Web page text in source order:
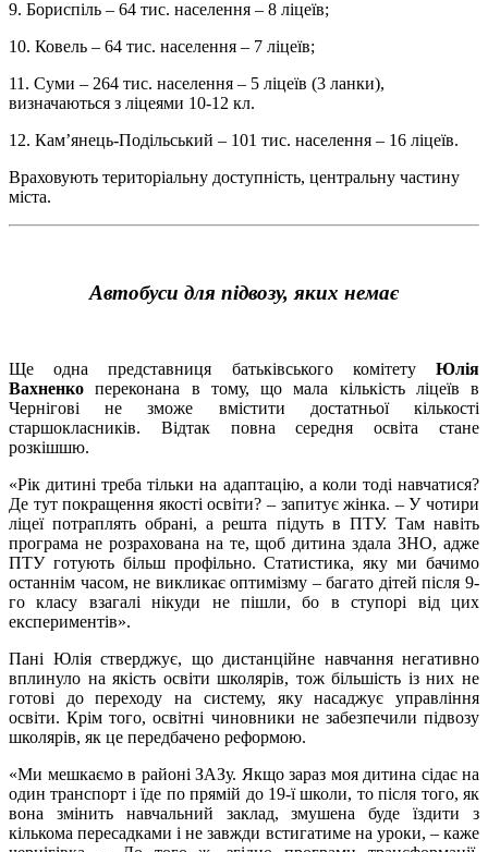
9. Бориспіль – 64 тис. населення – 8 ліцеїв;
10. Ковель – 64 тис. населення – 7 ліцеїв;
11. Суми – 264 тис. населення – 5 ліцеїв (3 ланки),
визначаються з ліцеями 10-12 кл.
12. Кам’янець-Подільський – 101 тис. населення – 16 ліцеїв.
Враховують територіальну доступність, центральну частину
міста.
Автобуси для підвозу, яких немає
Ще одна представниця батьківського комітетуЮлія
Вахненкопереконана в тому, що мала кількість ліцеїв в
Чернігові не зможе вмістити достатньої кількості
старшокласників. Відтак повна середня освіта стане
розкішшю.
«Рік дитині треба тільки на адаптацію, а коли тоді навчатися?
Де тут покращення якості освіти? – запитує жінка. – У чотири
ліцеї потраплять обрані, а решта підуть в ПТУ. Там навіть
програма не розрахована на те, щоб дитина здала ЗНО, адже
ПТУ готують більш профільно. Статистика, яку ми бачимо
останнім часом, не викликає оптимізму – багато дітей після 9-
го класу взагалі нікуди не пішли, бо в ступорі від цих
експериментів».
Пані Юлія стверджує, що дистанційне навчання негативно
вплинуло на якість освіти школярів, тож більшість із них не
готові до переходу на систему, яку насаджує управління
освіти. Крім того, освітні чиновники не забезпечили підвозу
школярів, як це передбачено реформою.
«Ми мешкаємо в районі ЗАЗу. Якщо зараз моя дитина сідає на
один транспорт і їде по прямій до 19-ї школи, то після того, як
вона змінить навчальний заклад, змушена буде їздити з
кількома пересадками і не завжди встигатиме на уроки, – каже